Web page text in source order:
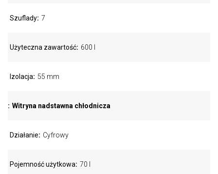
Szuflady 7
Użyteczna zawartość 600 l
Izolacja 55 mm
Witryna nadstawna chłodnicza
Działanie Cyfrowy
Pojemność użytkowa 70 l